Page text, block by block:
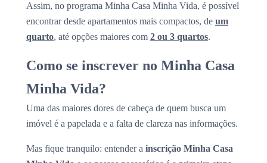
Assim, no programa Minha Casa Minha Vida, é possível
encontrar desde apartamentos mais compactos, de um
quarto, até opções maiores com 2 ou 3 quartos.
Como se inscrever no Minha Casa
Minha Vida?
Uma das maiores dores de cabeça de quem busca um
imóvel é a papelada e a falta de clareza nas informações.
Mas fique tranquilo: entender a inscrição Minha Casa